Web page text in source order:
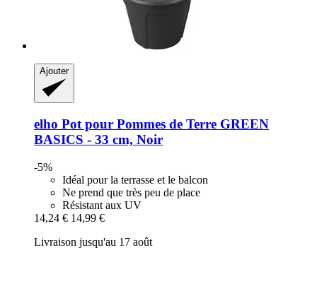
Ajouter
elho Pot pour Pommes de Terre GREEN
BASICS -​ 33 cm, Noir
-5%
Idéal pour la terrasse et le balcon
Ne prend que très peu de place
Résistant aux UV
14,24 € 14,99 €
Livraison jusqu'au 17 août